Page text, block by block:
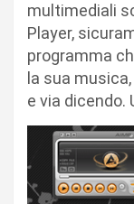
multimediali
Player,
programma
la sua
e via dicendo.